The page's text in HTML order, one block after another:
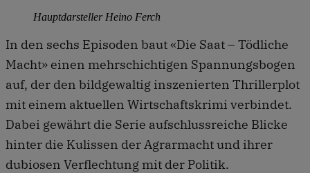
Hauptdarsteller Heino Ferch
In den sechs Episoden baut «Die Saat – Tödliche
Macht» einen mehrschichtigen Spannungsbogen
auf, der den bildgewaltig inszenierten Thrillerplot
mit einem aktuellen Wirtschaftskrimi verbindet.
Dabei gewährt die Serie aufschlussreiche Blicke
hinter die Kulissen der Agrarmacht und ihrer
dubiosen Verflechtung mit der Politik.